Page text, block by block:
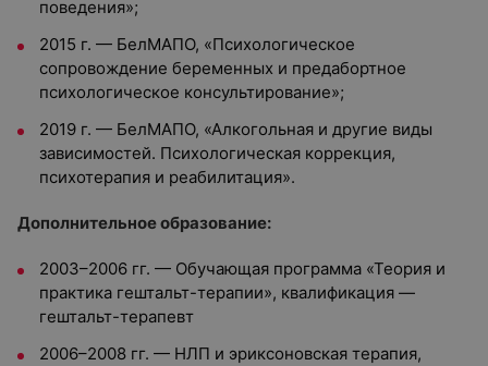
поведения»;
2015 г. — БелМАПО, «Психологическое
сопровождение беременных и предабортное
психологическое консультирование»;
2019 г. — БелМАПО, «Алкогольная и другие виды
зависимостей. Психологическая коррекция,
психотерапия и реабилитация».
Дополнительное образование:
2003–2006 гг. — Обучающая программа «Теория и
практика гештальт-терапии», квалификация —
гештальт-терапевт
2006–2008 гг. — НЛП и эриксоновская терапия,